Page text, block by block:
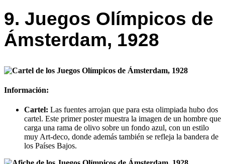
9. Juegos Olímpicos de
Ámsterdam, 1928
Información:
Cartel: Las fuentes arrojan que para esta olimpiada hubo dos
cartel. Este primer poster muestra la imagen de un hombre que
carga una rama de olivo sobre un fondo azul, con un estilo
muy Art-deco, donde además también se refleja la bandera de
los Países Bajos.